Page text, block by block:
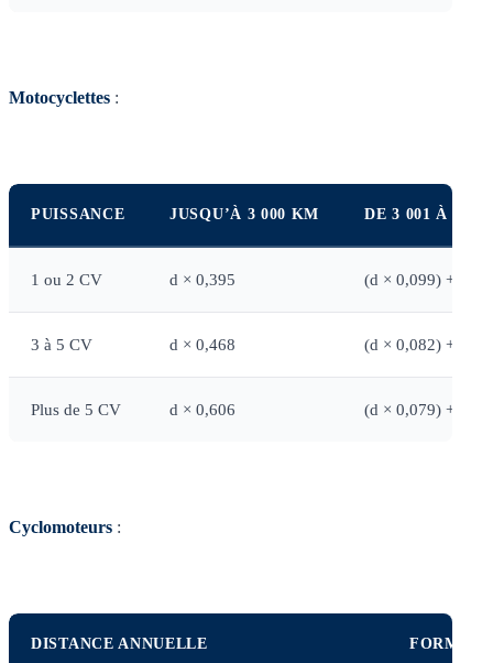
Motocyclettes :
PUISSANCE JUSQU’À 3 000 KM DE 3 001 À 6
1 ou 2 CV d × 0,395 (d × 0,099) + 891
3 à 5 CV d × 0,468 (d × 0,082) + 1
Plus de 5 CV d × 0,606 (d × 0,079) + 1
Cyclomoteurs :
DISTANCE ANNUELLE FORMULE